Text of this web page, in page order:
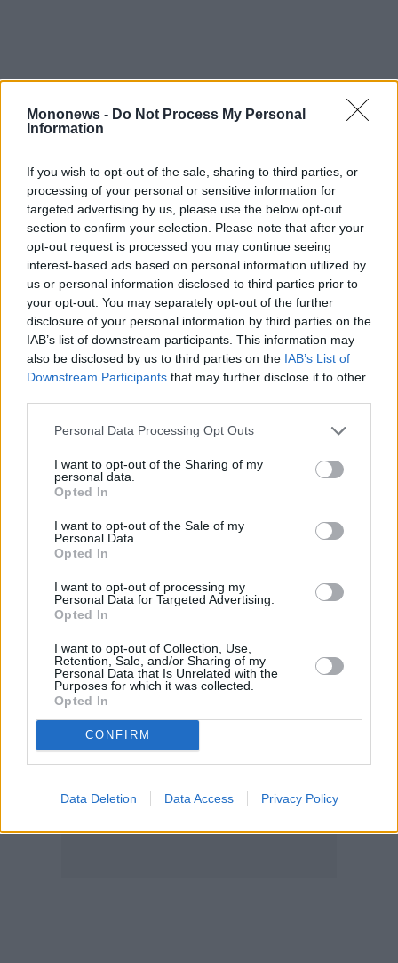
Mononews - Do Not Process My Personal
Information
If you wish to opt-out of the sale, sharing to third parties, or
processing of your personal or sensitive information for
targeted advertising by us, please use the below opt-out
section to confirm your selection. Please note that after your
opt-out request is processed you may continue seeing
interest-based ads based on personal information utilized by
us or personal information disclosed to third parties prior to
your opt-out. You may separately opt-out of the further
disclosure of your personal information by third parties on the
IAB’s list of downstream participants. This information may
also be disclosed by us to third parties on the IAB’s List of
Downstream Participants that may further disclose it to other
Personal Data Processing Opt Outs
I want to opt-out of the Sharing of my
personal data.
Opted In
I want to opt-out of the Sale of my
Personal Data.
Opted In
I want to opt-out of processing my
Personal Data for Targeted Advertising.
Opted In
I want to opt-out of Collection, Use,
Retention, Sale, and/or Sharing of my
Personal Data that Is Unrelated with the
Purposes for which it was collected.
Opted In
CONFIRM
Data Deletion Data Access Privacy Policy
Ο γεννημένος στη Βρετανία Κλαρκ είναι
καθηγητής στο Πανεπιστήμιο της Καλιφόρνια
στο Μπέρκλεϊ, στις ΗΠΑ.
Ο Μισέλ Ντεβορέ, που έχει γεννηθεί στη
Γαλλία, είναι καθηγητής στο Πανεπιστήμιο Γέιλ
είναι επίσης καθηγητής ο Μαρτίνις.
Το Νόμπελ Φυσικής απονέμεται από τη
Βασιλική Σουηδική Ακαδημία Επιστημών και
συνοδεύεται από χρηματικό έπαθλο 11
εκατομμυρίων σουηδικών κορωνών (1,2
εκατομμύριο δολάρια ΗΠΑ).